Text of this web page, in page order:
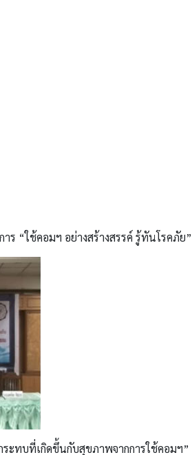
“ใช้คอมฯ อย่างสร้างสรรค์ รู้ทันโรคภัย”
ะทบที่เกิดขึ้นกับสุขภาพจากการใช้คอมฯ”